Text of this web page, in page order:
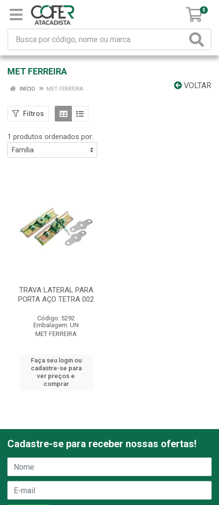
0
MET FERREIRA
VOLTAR
INÍCIO MET FERREIRA
Filtros
1 produtos ordenados por:
TRAVA LATERAL PARA
PORTA AÇO TETRA 002
Código: 5292
Embalagem: UN
MET FERREIRA
Faça seu login ou
cadastre-se para
ver preços e
comprar
Cadastre-se para receber nossas ofertas!